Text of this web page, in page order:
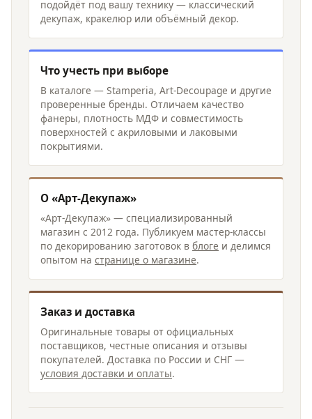
подойдёт под вашу технику — классический
декупаж, кракелюр или объёмный декор.
Что учесть при выборе
В каталоге — Stamperia, Art-Decoupage и другие
проверенные бренды. Отличаем качество
фанеры, плотность МДФ и совместимость
поверхностей с акриловыми и лаковыми
покрытиями.
О «Арт-Декупаж»
«Арт-Декупаж» — специализированный
магазин с 2012 года. Публикуем мастер-классы
по декорированию заготовок в блоге и делимся
опытом на странице о магазине.
Заказ и доставка
Оригинальные товары от официальных
поставщиков, честные описания и отзывы
покупателей. Доставка по России и СНГ —
условия доставки и оплаты.